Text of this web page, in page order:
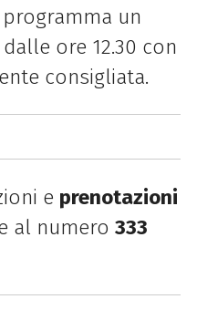
un
ore 12.30 con
consigliata.
e prenotazioni
al numero 333